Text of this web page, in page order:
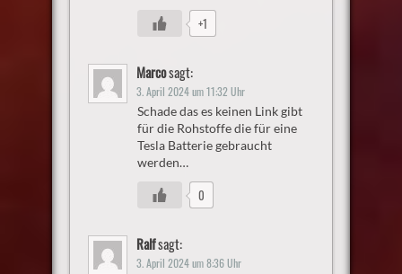
+1
Marcosagt:
3. April 2024 um 11:32 Uhr
Schade das es keinen Link gibt
für die Rohstoffe die für eine
Tesla Batterie gebraucht
werden…
0
Ralfsagt:
3. April 2024 um 8:36 Uhr